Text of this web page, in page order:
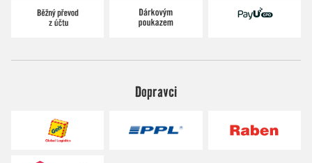
Dopravci